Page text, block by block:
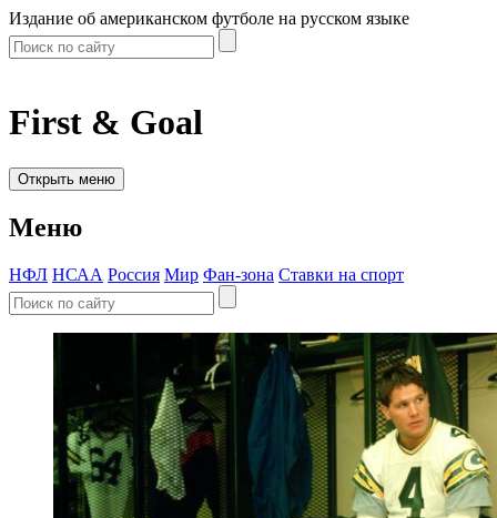
Издание об американском футболе на русском языке
First & Goal
Открыть меню
Меню
НФЛ НСАА Россия Мир Фан-зона Ставки на спорт